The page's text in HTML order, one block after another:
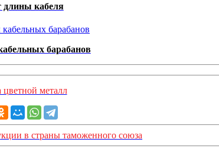
длины кабеля
барабанов
цветной металл
в страны таможенного союза